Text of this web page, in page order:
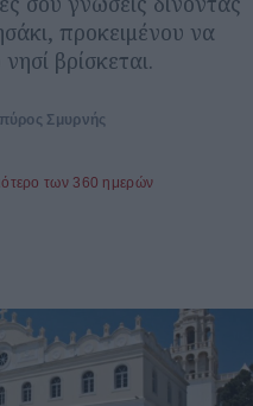
προκειμένου να
βρίσκεται.
Σμυρνής
των 360 ημερών